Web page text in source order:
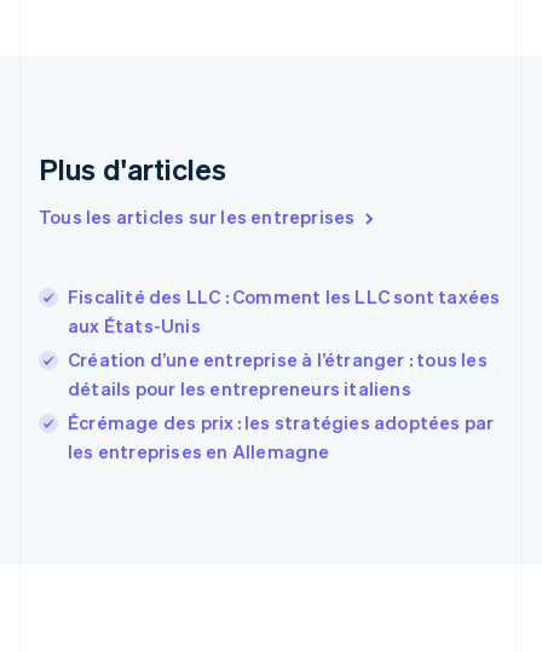
Plus d'articles
Tous les articles sur les entreprises
Fiscalité des LLC : Comment les LLC sont taxées
aux États-Unis
Création d’une entreprise à l’étranger : tous les
détails pour les entrepreneurs italiens
Écrémage des prix : les stratégies adoptées par
les entreprises en Allemagne
Español English
English
Finlande
EnglishSvenska
FrançaisEnglish
Gibraltar
English
Grèce